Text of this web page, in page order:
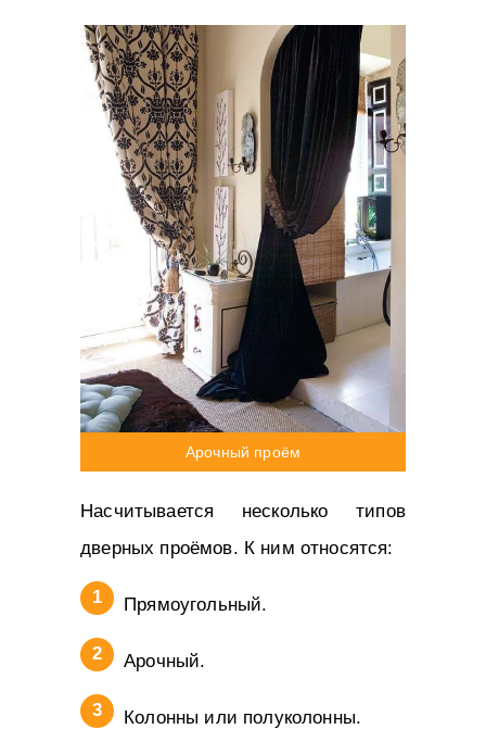
Арочный проём
Насчитывается несколько типов
дверных проёмов. К ним относятся:
Прямоугольный.
Арочный.
Колонны или полуколонны.